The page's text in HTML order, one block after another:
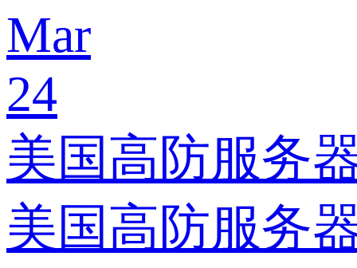
Mar
24
美国高防服务
美国高防服务